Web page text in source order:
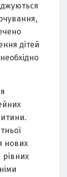
дітей
нових
рівних